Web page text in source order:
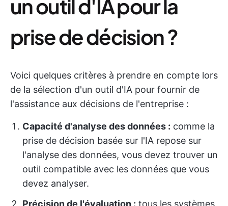
un outil d'IA pour la
prise de décision ?
Voici quelques critères à prendre en compte lors
de la sélection d'un outil d'IA pour fournir de
l'assistance aux décisions de l'entreprise :
Capacité d'analyse des données : comme la
prise de décision basée sur l'IA repose sur
l'analyse des données, vous devez trouver un
outil compatible avec les données que vous
devez analyser.
Précision de l'évaluation : tous les systèmes